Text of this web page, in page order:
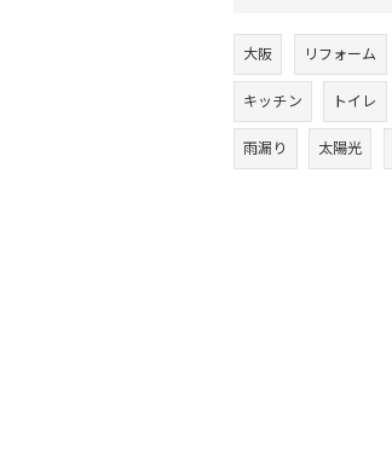
大阪 リフォーム
キッチン トイレ
雨漏り 太陽光